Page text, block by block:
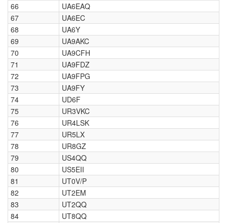
66
UA6EAQ
67
UA6EC
68
UA6Y
69
UA9AKC
70
UA9CFH
71
UA9FDZ
72
UA9FPG
73
UA9FY
74
UD6F
75
UR3VKC
76
UR4LSK
77
UR5LX
78
UR8GZ
79
US4QQ
80
US5EII
81
UT0V/P
82
UT2EM
83
UT2QQ
84
UT8QQ